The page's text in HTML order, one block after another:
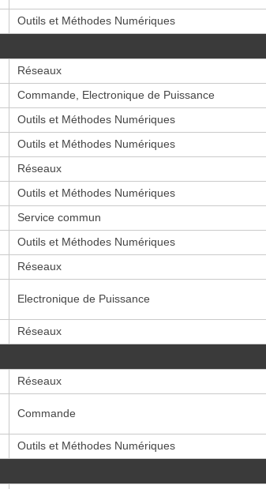
Outils et Méthodes Numériques
Réseaux
Commande, Electronique de Puissance
Outils et Méthodes Numériques
Outils et Méthodes Numériques
Réseaux
Outils et Méthodes Numériques
Service commun
Outils et Méthodes Numériques
Réseaux
Electronique de Puissance
Réseaux
Réseaux
Commande
Outils et Méthodes Numériques